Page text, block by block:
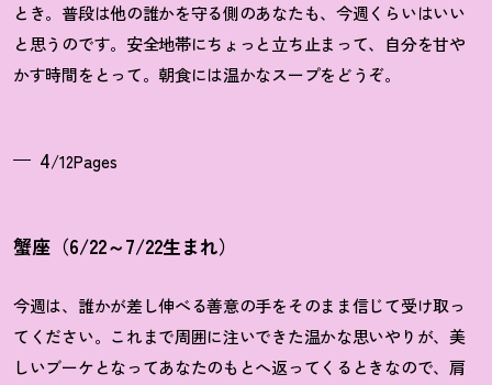
とき。普段は他の誰かを守る側のあなたも、今週くらいはいい
と思うのです。安全地帯にちょっと立ち止まって、自分を甘や
かす時間をとって。朝食には温かなスープをどうぞ。
4/12Pages
蟹座（6/22～7/22生まれ）
今週は、誰かが差し伸べる善意の手をそのまま信じて受け取っ
てください。これまで周囲に注いできた温かな思いやりが、美
しいブーケとなってあなたのもとへ返ってくるときなので、肩